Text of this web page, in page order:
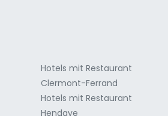
Hotels mit Restaurant
Clermont-Ferrand
Hotels mit Restaurant
Hendaye